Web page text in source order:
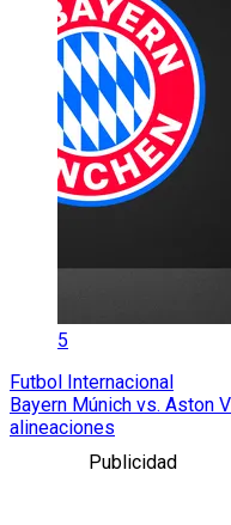
5
Futbol Internacional
Bayern Múnich vs. Aston
alineaciones
Publicidad